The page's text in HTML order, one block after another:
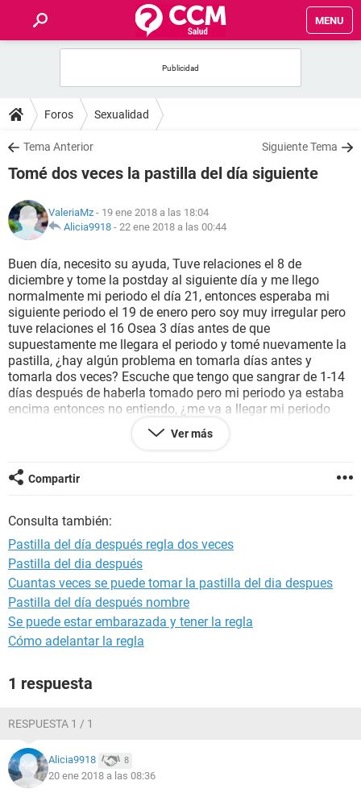
MENU
FOROS
SALUD
NUTRICIÓN
BIENESTAR
SEXUALIDAD
GLOSARIO
Foros Sexualidad
Tema Anterior Siguiente Tema
Tomé dos veces la pastilla del día siguiente
ValeriaMz - 19 ene 2018 a las 18:04
Alicia9918 - 22 ene 2018 a las 00:44
Buen día, necesito su ayuda, Tuve relaciones el 8 de
diciembre y tome la postday al siguiente día y me llego
normalmente mi periodo el día 21, entonces esperaba mi
siguiente periodo el 19 de enero pero soy muy irregular pero
tuve relaciones el 16 Osea 3 días antes de que
supuestamente me llegara el periodo y tomé nuevamente la
pastilla, ¿hay algún problema en tomarla días antes y
tomarla dos veces? Escuche que tengo que sangrar de 1-14
días después de haberla tomado pero mi periodo ya estaba
encima entonces no entiendo, ¿me va a llegar mi periodo
normalmente o voy a tener el sangrado de la pastilla y
después me llegará mi periodo normal?
de que me vaya a bajar, estoy muy nerviosa
Ver más
Compartir
Consulta también:
Pastilla del día después regla dos veces
Pastilla del dia después
Cuantas veces se puede tomar la pastilla del dia despues
Pastilla del día después nombre
Se puede estar embarazada y tener la regla
Cómo adelantar la regla
1 respuesta
RESPUESTA 1 / 1
Alicia9918 8
20 ene 2018 a las 08:36